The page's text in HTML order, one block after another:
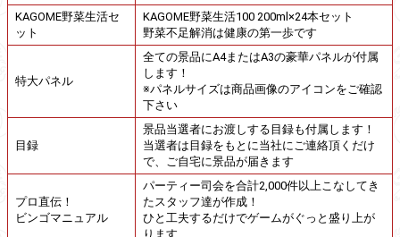
KAGOME野菜生活セ
ット
KAGOME野菜生活100 200ml×24本セット
野菜不足解消は健康の第一歩です
特大パネル
全ての景品にA4またはA3の豪華パネルが付属
します！
※パネルサイズは商品画像のアイコンをご確認
下さい
目録
景品当選者にお渡しする目録も付属します！
当選者は目録をもとに当社にご連絡頂くだけ
で、ご自宅に景品が届きます
プロ直伝！
ビンゴマニュアル
パーティー司会を合計2,000件以上こなしてき
たスタッフ達が作成！
ひと工夫するだけでゲームがぐっと盛り上が
ります